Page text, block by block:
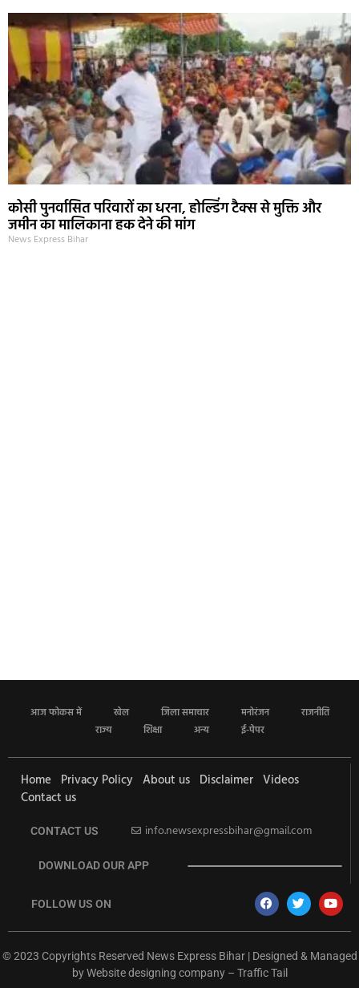
कोसी पुनर्वासित परिवारों का धरना, होल्डिंग टैक्स से मुक्ति और
जमीन का मालिकाना हक देने की मांग
News Express Bihar
आज फोकस में खेल जिला समाचार मनोरंजन
राजनीति
राज्य
शिक्षा अन्य ई-पेपर
Home Privacy Policy About us Disclaimer Videos
Contact us
CONTACT US info.newsexpressbihar@gmail.com
DOWNLOAD OUR APP
FOLLOW US ON
© 2023 Copyrights Reserved News Express Bihar | Designed & Managed
byWebsite designing company– Traffic Tail